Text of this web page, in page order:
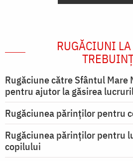
RUGĂCIUNI
Rugăciune către Sfântul Mare
pentru ajutor la găsirea
Rugăciunea părinților pentru
Rugăciunea părinților pentru
copilului